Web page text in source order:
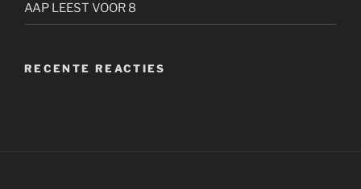
AAP LEEST VOOR 8
RECENTE REACTIES